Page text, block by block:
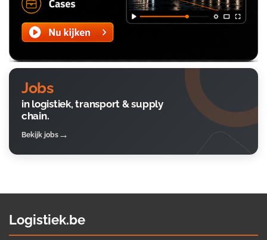
Jobs
in logistiek, transport & supply
chain.
Bekijk jobs
Logistiek.be